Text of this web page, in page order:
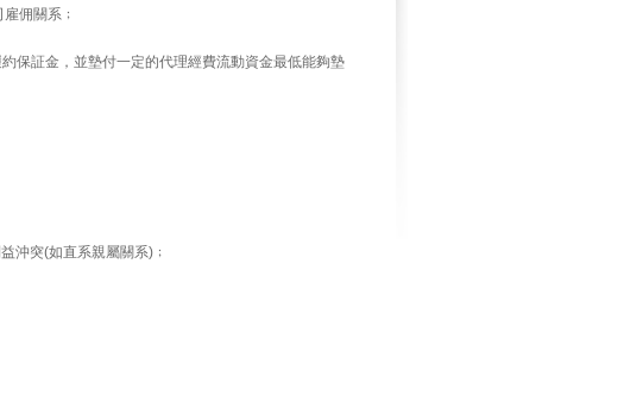
佣關系﹔
保証金，並墊付一定的代理經費流動資金最低能夠墊
沖突(如直系親屬關系)﹔